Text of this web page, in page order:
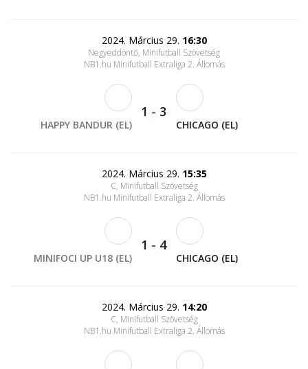
2024. Március 29. 16:30
Negyeddöntő, Minifutball Szövetség
NB1.hu Minifutball Extraliga 2. Állomás
HAPPY BANDUR (EL)
1 - 3
CHICAGO (EL)
2024. Március 29. 15:35
C, Minifutball Szövetség
NB1.hu Minifutball Extraliga 2. Állomás
MINIFOCI UP U18 (EL)
1 - 4
CHICAGO (EL)
2024. Március 29. 14:20
C, Minifutball Szövetség
NB1.hu Minifutball Extraliga 2. Állomás